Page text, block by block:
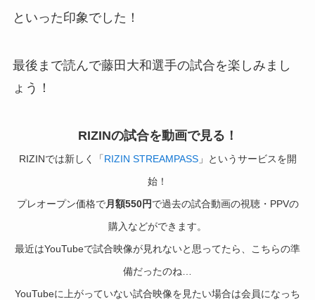
といった印象でした！
最後まで読んで藤田大和選手の試合を楽しみまし
ょう！
RIZINの試合を動画で見る！
RIZINでは新しく「RIZIN STREAMPASS」というサービスを開
始！
プレオープン価格で月額550円で過去の試合動画の視聴・PPVの
購入などができます。
最近はYouTubeで試合映像が見れないと思ってたら、こちらの準
備だったのね…
YouTubeに上がっていない試合映像を見たい場合は会員になっち